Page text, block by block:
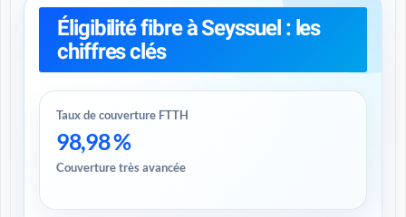
Éligibilité fibre à Seyssuel : les
chiffres clés
Taux de couverture FTTH
98,98 %
Couverture très avancée